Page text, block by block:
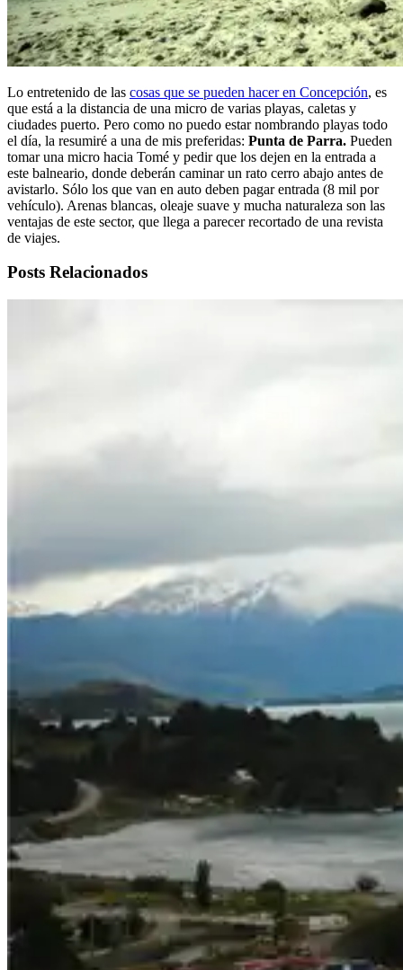
Lo entretenido de las cosas que se pueden hacer en Concepción, es
que está a la distancia de una micro de varias playas, caletas y
ciudades puerto. Pero como no puedo estar nombrando playas todo
el día, la resumiré a una de mis preferidas: Punta de Parra. Pueden
tomar una micro hacia Tomé y pedir que los dejen en la entrada a
este balneario, donde deberán caminar un rato cerro abajo antes de
avistarlo. Sólo los que van en auto deben pagar entrada (8 mil por
vehículo). Arenas blancas, oleaje suave y mucha naturaleza son las
ventajas de este sector, que llega a parecer recortado de una revista
de viajes.
Posts Relacionados